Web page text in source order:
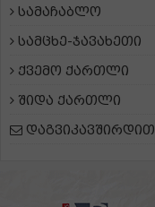
სამაჩაბლო
სამცხე-ჯავახეთი
ქვემო ქართლი
შიდა ქართლი
დაგვიკავშირდით